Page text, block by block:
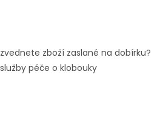
zboží zaslané na dobírku?
péče o klobouky